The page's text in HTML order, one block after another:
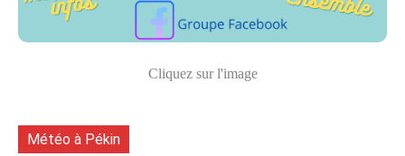
Cliquez sur l'image
Météo à Pékin